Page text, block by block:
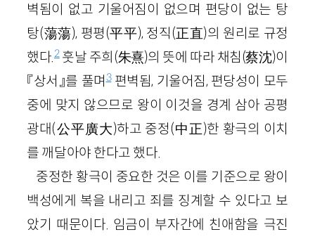
벽됨이 없고 기울어짐이 없으며 편당이 없는 탕
탕(蕩蕩), 평평(平平), 정직(正直)의 원리로 규정
했다.2훗날 주희(朱熹)의 뜻에 따라 채침(蔡沈)이
『상서』를 풀며3편벽됨, 기울어짐, 편당성이 모두
중에 맞지 않으므로 왕이 이것을 경계 삼아 공평
광대(公平廣大)하고 중정(中正)한 황극의 이치
를 깨달아야 한다고 했다.
중정한 황극이 중요한 것은 이를 기준으로 왕이
백성에게 복을 내리고 죄를 징계할 수 있다고 보
았기 때문이다. 임금이 부자간에 친애함을 극진